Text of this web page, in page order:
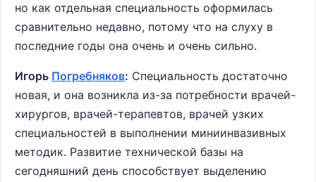
но как отдельная специальность оформилась
сравнительно недавно, потому что на слуху в
последние годы она очень и очень сильно.
Игорь Погребняков: Специальность достаточно
новая, и она возникла из-за потребности врачей-
хирургов, врачей-терапевтов, врачей узких
специальностей в выполнении миниинвазивных
методик. Развитие технической базы на
сегодняшний день способствует выделению